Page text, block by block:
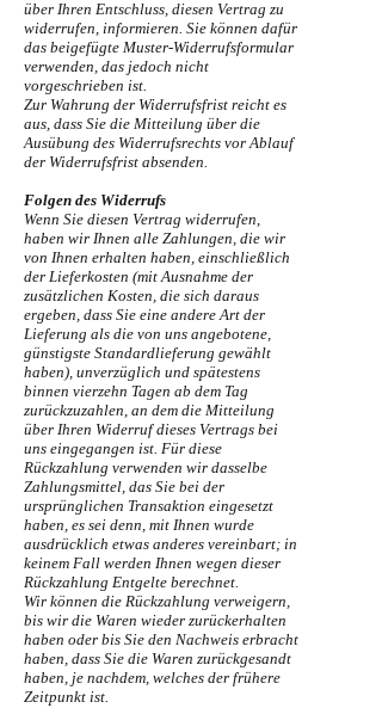
über Ihren Entschluss, diesen Vertrag zu
widerrufen, informieren. Sie können dafür
das beigefügte Muster-Widerrufsformular
verwenden, das jedoch nicht
vorgeschrieben ist.
Zur Wahrung der Widerrufsfrist reicht es
aus, dass Sie die Mitteilung über die
Ausübung des Widerrufsrechts vor Ablauf
der Widerrufsfrist absenden.
Folgen des Widerrufs
Wenn Sie diesen Vertrag widerrufen,
haben wir Ihnen alle Zahlungen, die wir
von Ihnen erhalten haben, einschließlich
der Lieferkosten (mit Ausnahme der
zusätzlichen Kosten, die sich daraus
ergeben, dass Sie eine andere Art der
Lieferung als die von uns angebotene,
günstigste Standardlieferung gewählt
haben), unverzüglich und spätestens
binnen vierzehn Tagen ab dem Tag
zurückzuzahlen, an dem die Mitteilung
über Ihren Widerruf dieses Vertrags bei
uns eingegangen ist. Für diese
Rückzahlung verwenden wir dasselbe
Zahlungsmittel, das Sie bei der
ursprünglichen Transaktion eingesetzt
haben, es sei denn, mit Ihnen wurde
ausdrücklich etwas anderes vereinbart; in
keinem Fall werden Ihnen wegen dieser
Rückzahlung Entgelte berechnet.
Wir können die Rückzahlung verweigern,
bis wir die Waren wieder zurückerhalten
haben oder bis Sie den Nachweis erbracht
haben, dass Sie die Waren zurückgesandt
haben, je nachdem, welches der frühere
Zeitpunkt ist.